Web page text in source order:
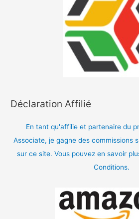
Déclaration Affilié
En tant qu'affilie et partenaire du
Associate, je gagne des commissions
sur ce site. Vous pouvez en savoir
Conditions.